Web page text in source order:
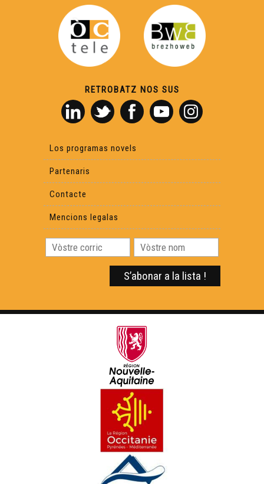
RETROBATZ NOS SUS
Los programas novels
Partenaris
Contacte
Mencions legalas